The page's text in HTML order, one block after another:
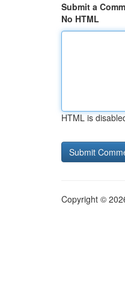
Submit a
No HTML
HTML is
Copyright ©